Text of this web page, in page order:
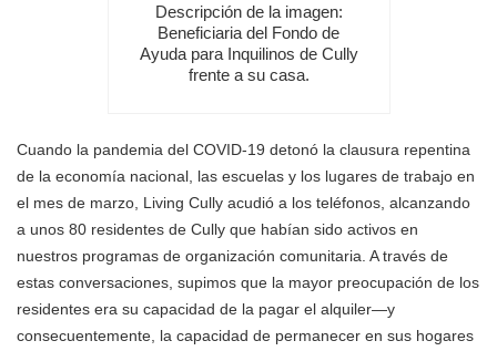
Descripción de la imagen:
Beneficiaria del Fondo de
Ayuda para Inquilinos de Cully
frente a su casa.
Cuando la pandemia del COVID-19 detonó la clausura repentina
de la economía nacional, las escuelas y los lugares de trabajo en
el mes de marzo, Living Cully acudió a los teléfonos, alcanzando
a unos 80 residentes de Cully que habían sido activos en
nuestros programas de organización comunitaria. A través de
estas conversaciones, supimos que la mayor preocupación de los
residentes era su capacidad de la pagar el alquiler—y
consecuentemente, la capacidad de permanecer en sus hogares